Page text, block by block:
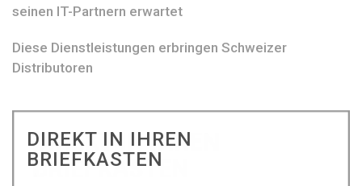
seinen IT-Partnern erwartet
Diese Dienstleistungen erbringen Schweizer
Distributoren
DIREKT IN IHREN
BRIEFKASTEN